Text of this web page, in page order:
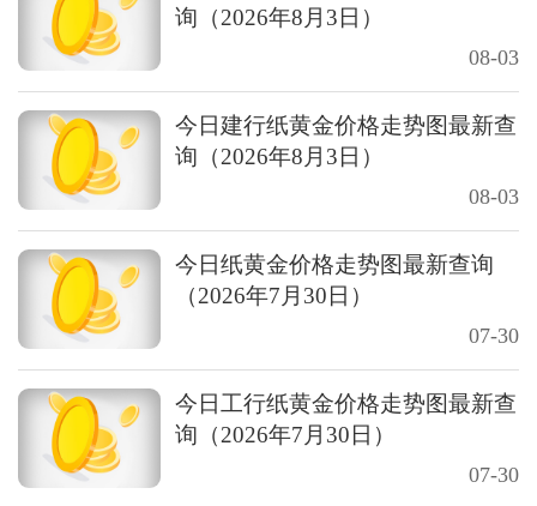
询（2026年8月3日）
08-03
今日建行纸黄金价格走势图最新查
询（2026年8月3日）
08-03
今日纸黄金价格走势图最新查询
（2026年7月30日）
07-30
今日工行纸黄金价格走势图最新查
询（2026年7月30日）
07-30